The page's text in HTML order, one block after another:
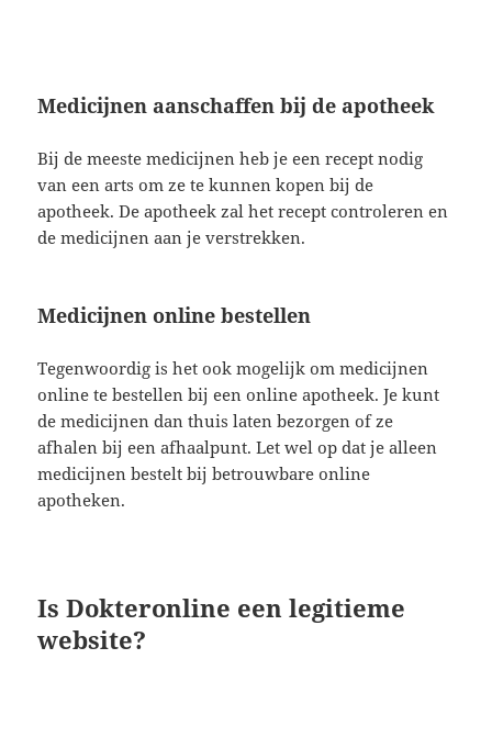
Medicijnen aanschaffen bij de apotheek
Bij de meeste medicijnen heb je een recept nodig
van een arts om ze te kunnen kopen bij de
apotheek. De apotheek zal het recept controleren en
de medicijnen aan je verstrekken.
Medicijnen online bestellen
Tegenwoordig is het ook mogelijk om medicijnen
online te bestellen bij een online apotheek. Je kunt
de medicijnen dan thuis laten bezorgen of ze
afhalen bij een afhaalpunt. Let wel op dat je alleen
medicijnen bestelt bij betrouwbare online
apotheken.
Is Dokteronline een legitieme
website?